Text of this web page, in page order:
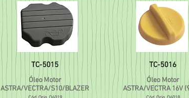
TC-5015
Óleo Motor
ASTRA/VECTRA/S10/BLAZER
TC-5016
Óleo Motor
ASTRA/VECTRA 16V